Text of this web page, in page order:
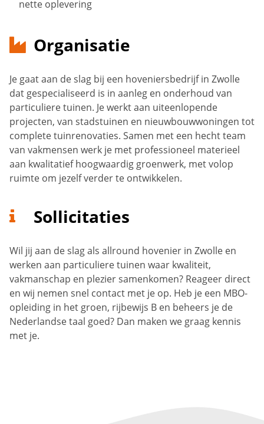
nette oplevering
Organisatie
Je gaat aan de slag bij een hoveniersbedrijf in Zwolle
dat gespecialiseerd is in aanleg en onderhoud van
particuliere tuinen. Je werkt aan uiteenlopende
projecten, van stadstuinen en nieuwbouwwoningen tot
complete tuinrenovaties. Samen met een hecht team
van vakmensen werk je met professioneel materieel
aan kwalitatief hoogwaardig groenwerk, met volop
ruimte om jezelf verder te ontwikkelen.
Sollicitaties
Wil jij aan de slag als allround hovenier in Zwolle en
werken aan particuliere tuinen waar kwaliteit,
vakmanschap en plezier samenkomen? Reageer direct
en wij nemen snel contact met je op. Heb je een MBO-
opleiding in het groen, rijbewijs B en beheers je de
Nederlandse taal goed? Dan maken we graag kennis
met je.